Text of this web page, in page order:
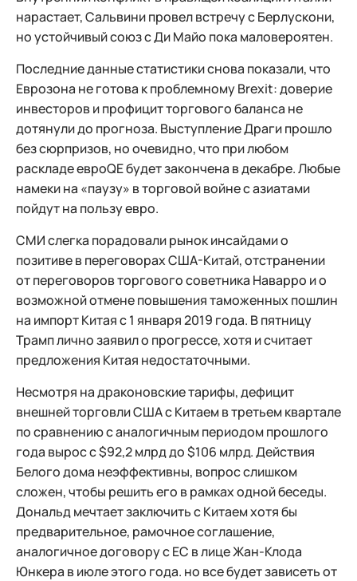
нарастает, Сальвини провел встречу с Берлускони,
но устойчивый союз с Ди Майо пока маловероятен.
Последние данные статистики снова показали, что
Еврозона не готова к проблемному Brexit: доверие
инвесторов и профицит торгового баланса не
дотянули до прогноза. Выступление Драги прошло
без сюрпризов, но очевидно, что при любом
раскладе евроQE будет закончена в декабре. Любые
намеки на «паузу» в торговой войне с азиатами
пойдут на пользу евро.
СМИ слегка порадовали рынок инсайдами о
позитиве в переговорах США-Китай, отстранении
от переговоров торгового советника Наварро и о
возможной отмене повышения таможенных пошлин
на импорт Китая с 1 января 2019 года. В пятницу
Трамп лично заявил о прогрессе, хотя и считает
предложения Китая недостаточными.
Несмотря на драконовские тарифы, дефицит
внешней торговли США с Китаем в третьем квартале
по сравнению с аналогичным периодом прошлого
года вырос с $92,2 млрд до $106 млрд. Действия
Белого дома неэффективны, вопрос слишком
сложен, чтобы решить его в рамках одной беседы.
Дональд мечтает заключить с Китаем хотя бы
предварительное, рамочное соглашение,
аналогичное договору с ЕС в лице Жан-Клода
Юнкера в июле этого года. но все будет зависеть от